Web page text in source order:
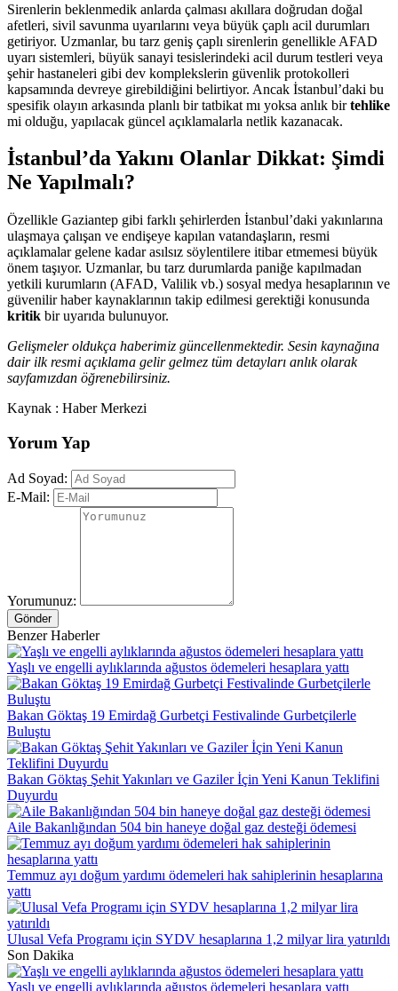
Sirenlerin beklenmedik anlarda çalması akıllara doğrudan doğal
afetleri, sivil savunma uyarılarını veya büyük çaplı acil durumları
getiriyor. Uzmanlar, bu tarz geniş çaplı sirenlerin genellikle AFAD
uyarı sistemleri, büyük sanayi tesislerindeki acil durum testleri veya
şehir hastaneleri gibi dev komplekslerin güvenlik protokolleri
kapsamında devreye girebildiğini belirtiyor. Ancak İstanbul’daki bu
spesifik olayın arkasında planlı bir tatbikat mı yoksa anlık birtehlike
mi olduğu, yapılacak güncel açıklamalarla netlik kazanacak.
İstanbul’da Yakını Olanlar Dikkat: Şimdi
Ne Yapılmalı?
Özellikle Gaziantep gibi farklı şehirlerden İstanbul’daki yakınlarına
ulaşmaya çalışan ve endişeye kapılan vatandaşların, resmi
açıklamalar gelene kadar asılsız söylentilere itibar etmemesi büyük
önem taşıyor. Uzmanlar, bu tarz durumlarda paniğe kapılmadan
yetkili kurumların (AFAD, Valilik vb.) sosyal medya hesaplarının ve
güvenilir haber kaynaklarının takip edilmesi gerektiği konusunda
kritik bir uyarıda bulunuyor.
Gelişmeler oldukça haberimiz güncellenmektedir. Sesin kaynağına
dair ilk resmi açıklama gelir gelmez tüm detayları anlık olarak
sayfamızdan öğrenebilirsiniz.
Kaynak : Haber Merkezi
Yorum Yap
Ad Soyad:
E-Mail:
Yorumunuz:
Gönder
Benzer Haberler
Yaşlı ve engelli aylıklarında ağustos ödemeleri hesaplara yattı
Bakan Göktaş 19 Emirdağ Gurbetçi Festivalinde Gurbetçilerle
Buluştu
Bakan Göktaş Şehit Yakınları ve Gaziler İçin Yeni Kanun Teklifini
Duyurdu
Aile Bakanlığından 504 bin haneye doğal gaz desteği ödemesi
Temmuz ayı doğum yardımı ödemeleri hak sahiplerinin hesaplarına
yattı
Ulusal Vefa Programı için SYDV hesaplarına 1,2 milyar lira yatırıldı
Son Dakika
Yaşlı ve engelli aylıklarında ağustos ödemeleri hesaplara yattı